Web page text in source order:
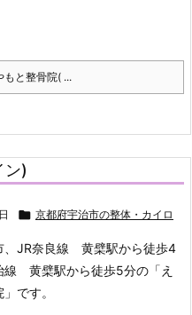
もと整骨院( ...
ン)
 京都府宇治市の整体・カイロ
、JR奈良線 黄檗駅から徒歩4
線 黄檗駅から徒歩5分の「え
です。